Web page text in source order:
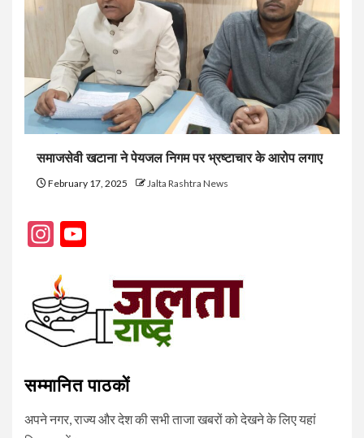
समाजसेवी खटाना ने पेयजल निगम पर भ्रष्टाचार के आरोप लगाए
February 17, 2025 Jalta Rashtra News
Instagram
सम्मानित पाठकों
अपने नगर, राज्य और देश की सभी ताजा खबरों को देखने के लिए यहां